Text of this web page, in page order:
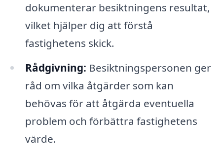
dokumenterar besiktningens resultat,
vilket hjälper dig att förstå
fastighetens skick.
Rådgivning: Besiktningspersonen ger
råd om vilka åtgärder som kan
behövas för att åtgärda eventuella
problem och förbättra fastighetens
värde.